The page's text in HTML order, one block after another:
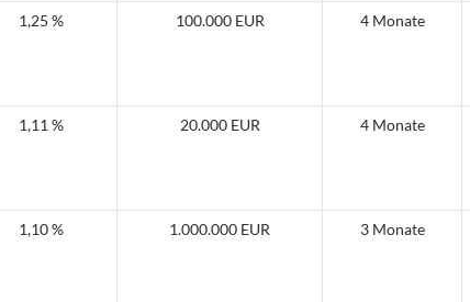
1,25 % 100.000 EUR 4 Monate
1,11 % 20.000 EUR 4 Monate
1,10 % 1.000.000 EUR 3 Monate